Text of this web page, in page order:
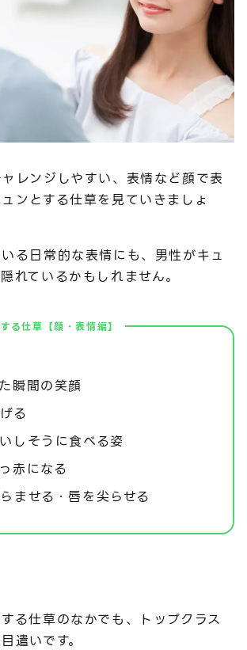
レンジしやすい、表情など顔で表
ンとする仕草を見ていきましょ
る日常的な表情にも、男性がキュ
れているかもしれません。
る仕草【顔・表情編】
瞬間の笑顔
る
しそうに食べる姿
赤になる
ませる・唇を尖らせる
る仕草のなかでも、トップクラス
遣いです。